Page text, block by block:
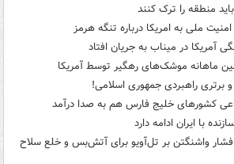
منطقه را ترک کنند
ملی به امریکا درباره تنگه هرمز
آمریکا در میناب به جریان افتاد
ماهانه موشک‌های رهگیر توسط آمریکا
برتری راهبردی جمهوری اسلامی!
کشورهای خلیج فارس هم به صدا درآمد
با ایران ادامه دارد
فشار واشنگتن بر تل‌آویو برای آتش‌بس و خلع سلاح